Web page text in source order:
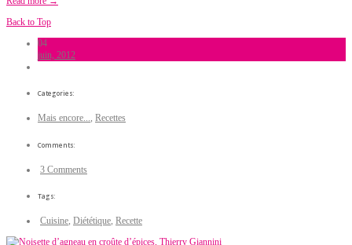
Back to Top
04
juin, 2012
Categories:
Mais encore..., Recettes
Comments:
3 Comments
Tags:
Cuisine, Diététique, Recette